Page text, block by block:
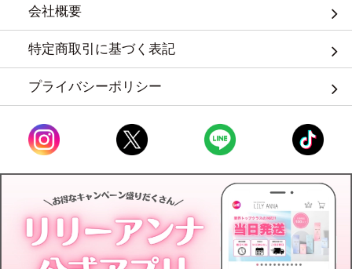
会社概要
特定商取引に基づく表記
プライバシーポリシー